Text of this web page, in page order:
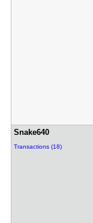
Snake640
Transactions (18)